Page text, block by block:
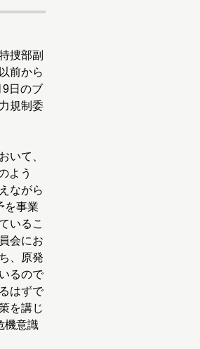
捜部副
前から
9日のブ
規制委
いて、
よう
ながら
を事業
いるこ
会にお
、原発
るので
はずで
を講じ
機意識